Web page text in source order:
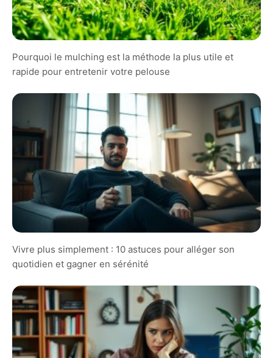
Pourquoi le mulching est la méthode la plus utile et
rapide pour entretenir votre pelouse
Vivre plus simplement : 10 astuces pour alléger son
quotidien et gagner en sérénité